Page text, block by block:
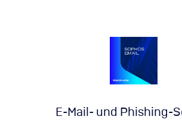
E-Mail- und Phishing-